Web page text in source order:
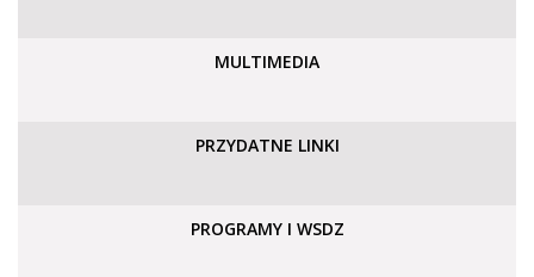
MULTIMEDIA
PRZYDATNE LINKI
PROGRAMY I WSDZ